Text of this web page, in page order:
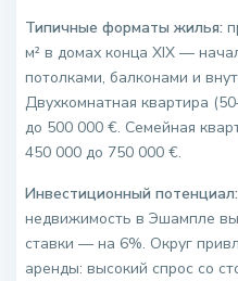
Типичные форматы жилья:
м² в домах конца XIX —
потолками, балконами и
Двухкомнатная квартира
до 500 000 €. Семейная
450 000 до 750 000 €.
Инвестиционный потенциал:
недвижимость в Эшампле
ставки — на 6%. Округ
аренды: высокий спрос со